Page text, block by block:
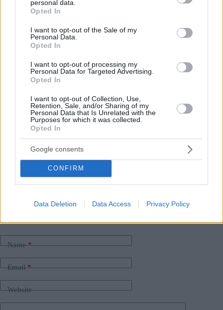
grant or deny consent to Google and its third-party tags to
use your data for below specified purposes in below Google
consent section.
personal data.
Opted In
I want to opt-out of the Sale of my
Personal Data.
Opted In
I want to opt-out of processing my
Personal Data for Targeted Advertising.
Opted In
I want to opt-out of Collection, Use,
Retention, Sale, and/or Sharing of my
Personal Data that Is Unrelated with the
Purposes for which it was collected.
Opted In
Google consents
CONFIRM
Data Deletion Data Access Privacy Policy
Ha riconosciuto il successo dell’ampia crescita dell’economia
ungherese negli ultimi 15 anni, ma ha sottolineato la necessità
L’Ungheria si trova sulla soglia della trappola del reddito
medio e deve cambiare il suo approccio per concentrarsi su
un’economia basata sulla conoscenza e sulla tecnologia, ha
Se si è perso i nostri precedenti articoli sull’
Unione
Zelenskyy fissa un calendario per ilriavvio
dell’oleodotto Druzhba verso l’Ungheria
L’Ungheria chiede all’UE di revocare le sanzioni sul
petrolio russo dopo che gli Stati Uniti hanno allentato le
Leave a Reply
Name*
Email*
Website